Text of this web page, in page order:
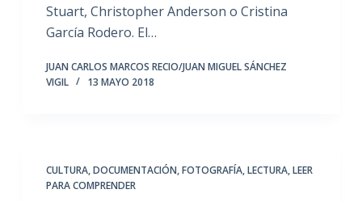
Stuart, Christopher Anderson o Cristina
García Rodero. El…
JUAN CARLOS MARCOS RECIO/JUAN MIGUEL SÁNCHEZ
VIGIL
13 MAYO 2018
CULTURA,DOCUMENTACIÓN,FOTOGRAFÍA,LECTURA,LEER
PARA COMPRENDER